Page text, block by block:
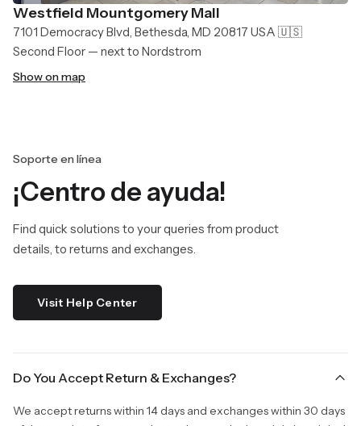
Westfield Mountgomery Mall
7101 Democracy Blvd, Bethesda, MD 20817 USA 🇺🇸
Second Floor — next to Nordstrom
Show on map
Soporte en línea
¡Centro de ayuda!
Find quick solutions to your queries from product
details, to returns and exchanges.
Visit Help Center
Do You Accept Return & Exchanges?
We accept returns within 14 days and exchanges within 30 days